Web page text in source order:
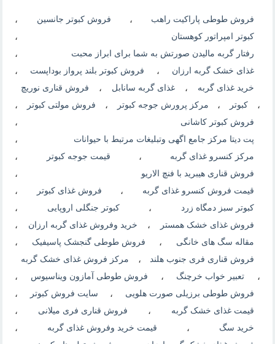
فروش طوطی پاراکیت راهب ، فروش کبوتر جانسین ،
کبوتر امپراتور کوهستان ،
رفتار گربه مالیدن صورتش به شما برای ابراز محبت ،
غذای خشک گربه ارزان ، فروش کبوتر بلند پرواز بوداپست ،
خرید غذای گربه ، غذای گربه سانابل ، فروش قناری نوریچ
، کبوتر ، مرکز پرورش جوجه کبوتر ، فروش مولتی کبوتر ،
فروش کبوتر کاشانی ،
پت دیتا مرکز جامع اگهی وتبلیغات مرتبط با حیوانات ،
مرکز کنسرو غذای گربه ، قیمت جوجه کبوتر ،
فروش قناری هیبرید با فنچ الاریو ،
قیمت فروش کنسرو غذای گربه ، فروش غذای کبوتر ،
کبوتر سبز دمگاه زرد ، کبوتر جنگلی اروپایی ،
فروش غذای خشک همستر ، خرید وفروش غذای گربه ارزان ،
مقاله سگ های خانگی ، فروش طوطی گنجشک پاسیفیک ،
فروش قناری فری جنوب هلند ، مرکز فروش غذای خشک گربه
، تعبیر خواب خرچنگ ، فروش طوطی آمازون ویناسیوس ،
فروش طوطی برزیلی صورت هلویی ، سایت فروش کبوتر ،
قیمت غذای خشک گربه ، فروش قناری فری میلانی ،
خرید سگ ، قیمت خرید وفروش غذای گربه ،